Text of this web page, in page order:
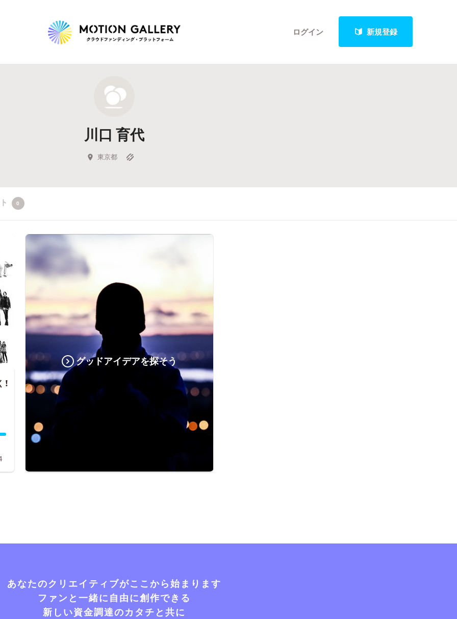
ログイン 新規登録
新着プロジェクト
Feature
キュレーターから探す
川口 育代
東京都
0
グッドアイデアを探そう
あなたのクリエイティブがここから始まります
ファンと一緒に自由に創作できる
新しい資金調達のカタチと共に